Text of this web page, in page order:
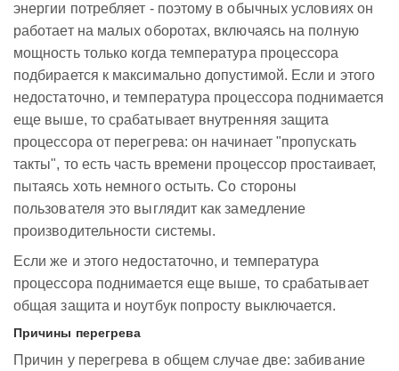
энергии потребляет - поэтому в обычных условиях он
работает на малых оборотах, включаясь на полную
мощность только когда температура процессора
подбирается к максимально допустимой. Если и этого
недостаточно, и температура процессора поднимается
еще выше, то срабатывает внутренняя защита
процессора от перегрева: он начинает "пропускать
такты", то есть часть времени процессор простаивает,
пытаясь хоть немного остыть. Со стороны
пользователя это выглядит как замедление
производительности системы.
Если же и этого недостаточно, и температура
процессора поднимается еще выше, то срабатывает
общая защита и ноутбук попросту выключается.
Причины перегрева
Причин у перегрева в общем случае две: забивание